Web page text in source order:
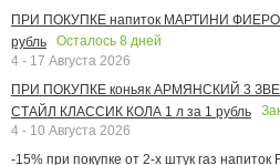
ПРИ ПОКУПКЕ напиток МАРТИНИ ФИЕРО
рубль
Осталось 8 дней
4 - 17 Августа 2026
ПРИ ПОКУПКЕ коньяк АРМЯНСКИЙ 3
СТАЙЛ КЛАССИК КОЛА 1 л за 1 рубль
4 - 10 Августа 2026
-15% при покупке от 2-х штук газ